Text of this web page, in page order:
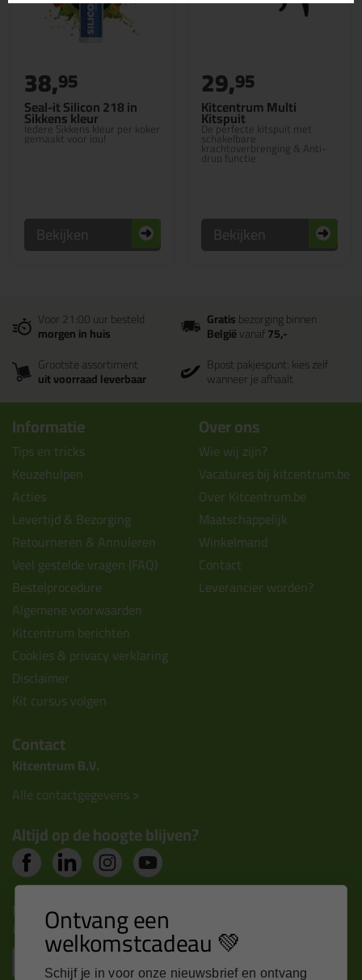
Seal-it Silicon 218 in
Sikkens kleur
Iedere Sikkens kleur per koker
gemaakt voor jou!
38,95
Bekijken
Kitcentrum Multi
Kitspuit
De perfecte kitspuit met
schakelbare
krachtoverbrenging & Anti-
drup functie
29,95
Bekijken
Voor 21:00 uur besteld
morgen in huis
Gratisbezorging binnen
Belgiëvanaf75,-
Grootste assortiment
uit voorraad leverbaar
Bpost pakjespunt: kies zelf
wanneer je afhaalt
Informatie
Tips en tricks
Keuzehulpen
Acties
Levertijd & Bezorging
Retourneren & Annuleren
Veel gestelde vragen (FAQ)
Bestelprocedure
Algemene voorwaarden
Kitcentrum berichten
Cookies & privacy verklaring
Disclaimer
Kit cursus volgen
Over ons
Wie wij zijn?
Vacatures bij kitcentrum.be
Over Kitcentrum.be
Maatschappelijk
Winkelmand
Contact
Leverancier worden?
Contact
Kitcentrum B.V.
Alle contactgegevens >
Altijd op de hoogte blijven?
Nieuws, tips en exclusieve deals rechtstreeks in je
inbox Ontvang een
welkomstcadeau 💚
Schijf je in voor onze nieuwsbrief en ontvang